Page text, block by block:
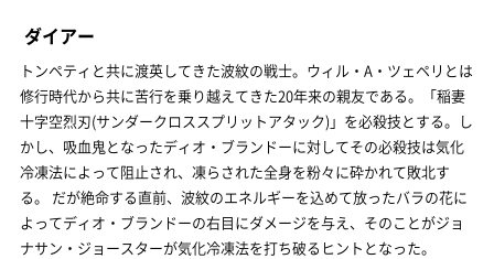
ダイアー
トンペティと共に渡英してきた波紋の戦士。ウィル・A・ツェペリとは
修行時代から共に苦行を乗り越えてきた20年来の親友である。「稲妻
十字空烈刃(サンダークロススプリットアタック)」を必殺技とする。し
かし、吸血鬼となったディオ・ブランドーに対してその必殺技は気化
冷凍法によって阻止され、凍らされた全身を粉々に砕かれて敗北す
る。 だが絶命する直前、波紋のエネルギーを込めて放ったバラの花に
よってディオ・ブランドーの右目にダメージを与え、そのことがジョ
ナサン・ジョースターが気化冷凍法を打ち破るヒントとなった。